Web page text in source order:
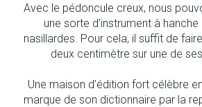
Avec le pédoncule creux, nous
une sorte d’instrument à
nasillardes. Pour cela, il suffit de
deux centimètre sur une de
Une maison d’édition fort célèbre
marque de son dictionnaire par la